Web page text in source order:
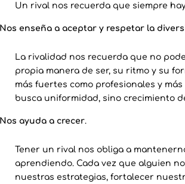
Un rival nos recuerda que siempre
Nos enseña a aceptar y respetar la
La rivalidad nos recuerda que no
propia manera de ser, su ritmo y su
más fuertes como profesionales y
busca uniformidad, sino crecimiento
Nos ayuda a crecer.
Tener un rival nos obliga a
aprendiendo. Cada vez que alguien
nuestras estrategias, fortalecer